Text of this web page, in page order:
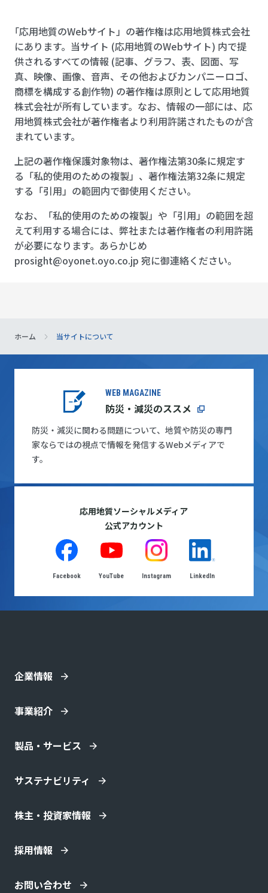
ホーム 当サイトについて
「応用地質のWebサイト」の著作権は応用地質株式会社
にあります。当サイト (応用地質のWebサイト) 内で提
供されるすべての情報 (記事、グラフ、表、図面、写
真、映像、画像、音声、その他およびカンパニーロゴ、
商標を構成する創作物) の著作権は原則として応用地質
株式会社が所有しています。なお、情報の一部には、応
用地質株式会社が著作権者より利用許諾されたものが含
まれています。
上記の著作権保護対象物は、著作権法第30条に規定す
る「私的使用のための複製」、著作権法第32条に規定
する「引用」の範囲内で御使用ください。
なお、「私的使用のための複製」や「引用」の範囲を超
えて利用する場合には、弊社または著作権者の利用許諾
が必要になります。あらかじめ
prosight@oyonet.oyo.co.jp 宛に御連絡ください。
WEB MAGAZINE
防災・減災のススメ
防災・減災に関わる問題について、地質や防災の専門
家ならではの視点で情報を発信するWebメディアで
す。
応用地質ソーシャルメディア
公式アカウント
Facebook YouTube Instagram LinkedIn
企業情報
事業紹介
製品・サービス
サステナビリティ
株主・投資家情報
採用情報
お問い合わせ